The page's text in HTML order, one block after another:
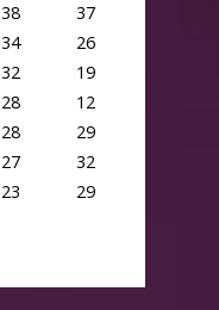
38
37
34
26
32
19
28
12
28
29
27
32
23 29